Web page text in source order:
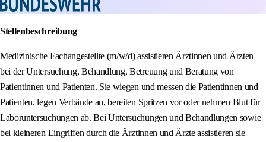
Stellenbeschreibung
Medizinische Fachangestellte (m/w/d) assistieren Ärztinnen und Ärzten
bei der Untersuchung, Behandlung, Betreuung und Beratung von
Patientinnen und Patienten. Sie wiegen und messen die Patientinnen und
Patienten, legen Verbände an, bereiten Spritzen vor oder nehmen Blut für
Laboruntersuchungen ab. Bei Untersuchungen und Behandlungen sowie
bei kleineren Eingriffen durch die Ärztinnen und Ärzte assistieren sie